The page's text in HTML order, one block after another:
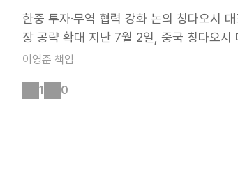
한중 투자·무역 협력 강화 논의 칭다오시
장 공략 확대 지난 7월 2일, 중국 칭다오시
요 지도자들의 한국 방문 일정의 일환으로
성 항구그룹 이사장 겸 총경리, 리후청(Li
이영준 책임
1 0